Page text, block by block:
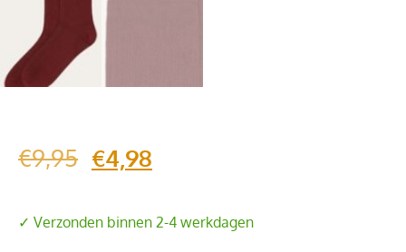
€9,95 €4,98
✓ Verzonden binnen 2-4 werkdagen